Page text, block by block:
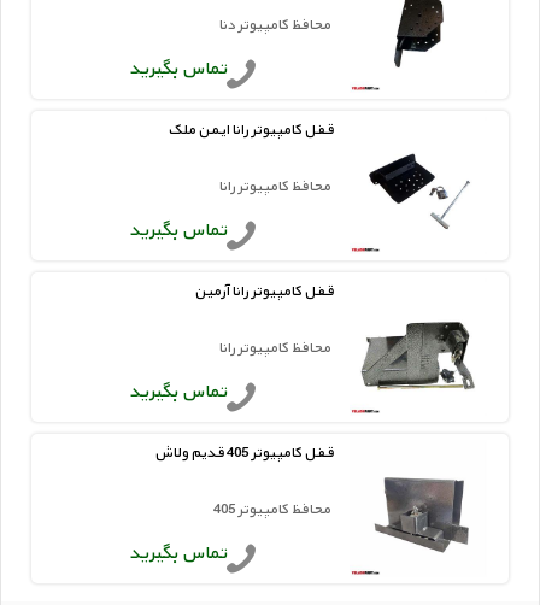
محافظ کامپیوتر دنا
تماس بگیرید
قفل کامپیوتر رانا ایمن ملک
محافظ کامپیوتر رانا
تماس بگیرید
قفل کامپیوتر رانا آرمین
محافظ کامپیوتر رانا
تماس بگیرید
قفل کامپیوتر 405 قدیم ولاش
محافظ کامپیوتر 405
تماس بگیرید